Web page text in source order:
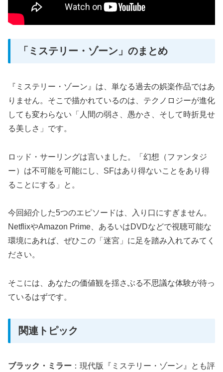
「ミステリー・ゾーン」のまとめ
『ミステリー・ゾーン』は、単なる過去の娯楽作品ではあ
りません。そこで描かれているのは、テクノロジーが進化
しても変わらない「人間の弱さ、愚かさ、そして時折見せ
る美しさ」です。
ロッド・サーリングは言いました。「幻想（ファンタジ
ー）は不可能を可能にし、SFはあり得ないことをあり得
ることにする」と。
今回紹介した5つのエピソードは、入り口にすぎません。
NetflixやAmazon Prime、あるいはDVDなどで視聴可能な
環境にあれば、ぜひこの「迷宮」に足を踏み入れてみてく
ださい。
そこには、あなたの価値観を揺さぶる不思議な体験が待っ
ているはずです。
関連トピック
ブラック・ミラー ：現代版『ミステリー・ゾーン』とも評